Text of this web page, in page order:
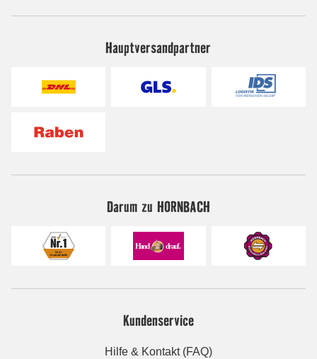
Hauptversandpartner
Darum zu HORNBACH
Kundenservice
Hilfe & Kontakt (FAQ)